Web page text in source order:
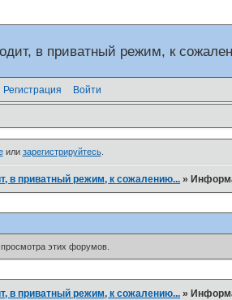
в приватный режим, к
Регистрация Войти
или зарегистрируйтесь.
в приватный режим, к сожалению... »
этих форумов.
в приватный режим, к сожалению... »